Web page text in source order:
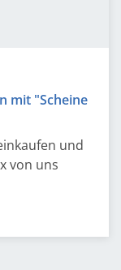
mit "Scheine
und
von uns